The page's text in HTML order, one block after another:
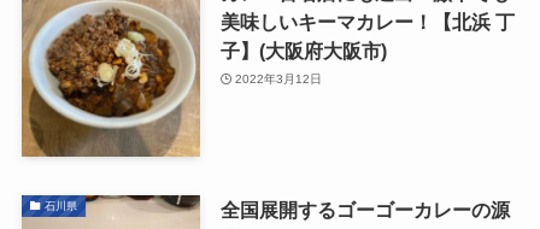
美味しいキーマカレー！【北浜 丁
子】(大阪府大阪市)
2022年3月12日
石川県
全国展開するゴーゴーカレーの源